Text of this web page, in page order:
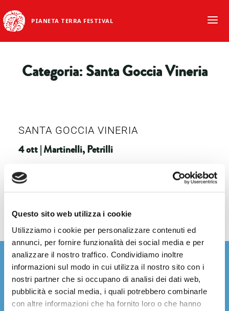
Questo sito web utilizza i cookie
Utilizziamo i cookie per personalizzare contenuti ed
annunci, per fornire funzionalità dei social media e per
analizzare il nostro traffico. Condividiamo inoltre
informazioni sul modo in cui utilizza il nostro sito con i
nostri partner che si occupano di analisi dei dati web,
pubblicità e social media, i quali potrebbero combinarle
con altre informazioni che ha fornito loro o che hanno
PIANETA TERRA FESTIVAL
Categoria:Santa Goccia Vineria
SANTA GOCCIA VINERIA
4 ott | Martinelli, Petrilli
Newsletter